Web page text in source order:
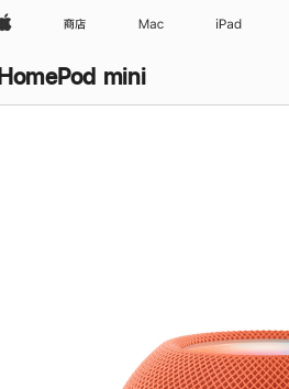
Apple 商店 Mac iPad
HomePod mini